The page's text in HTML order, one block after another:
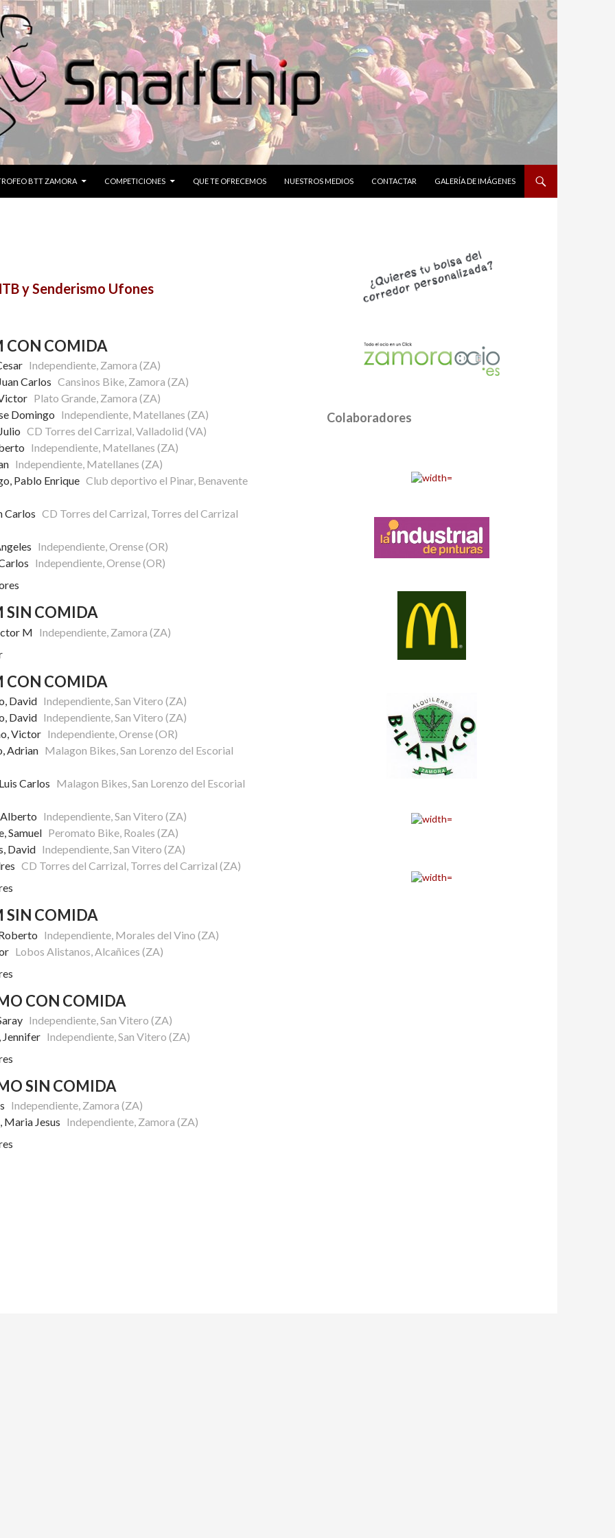
BTT ZAMORA COMPETICIONES QUE TE OFRECEMOS NUESTROS MEDIOS CONTACTAR GALERÍA DE IMÁGENES
y Senderismo Ufones
CON COMIDA
Independiente, Zamora (ZA)
Carlos Cansinos Bike, Zamora (ZA)
Plato Grande, Zamora (ZA)
Domingo Independiente, Matellanes (ZA)
CD Torres del Carrizal, Valladolid (VA)
Independiente, Matellanes (ZA)
Independiente, Matellanes (ZA)
Pablo Enrique Club deportivo el Pinar, Benavente
Carlos CD Torres del Carrizal, Torres del Carrizal
Independiente, Orense (OR)
Independiente, Orense (OR)
SIN COMIDA
M Independiente, Zamora (ZA)
CON COMIDA
David Independiente, San Vitero (ZA)
David Independiente, San Vitero (ZA)
Victor Independiente, Orense (OR)
Adrian Malagon Bikes, San Lorenzo del Escorial
Carlos Malagon Bikes, San Lorenzo del Escorial
Alberto Independiente, San Vitero (ZA)
Samuel Peromato Bike, Roales (ZA)
David Independiente, San Vitero (ZA)
CD Torres del Carrizal, Torres del Carrizal (ZA)
SIN COMIDA
Independiente, Morales del Vino (ZA)
Lobos Alistanos, Alcañices (ZA)
CON COMIDA
Independiente, San Vitero (ZA)
Independiente, San Vitero (ZA)
SIN COMIDA
Independiente, Zamora (ZA)
Maria Jesus Independiente, Zamora (ZA)
Colaboradores